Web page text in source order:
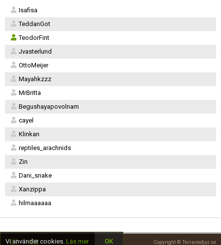
Isafisa
TeddanGot
TeodorFint
Jvasterlund
OttoMeijer
Mayahkzzz
MrBritta
Begushayapovolnam
cayel
Klinkan
reptiles_arachnids
Zin
Dani_snake
Xanzippa
hilmaaaaaa
Copyright © Terrariedjur.se
Vi använder cookies. Läs mer OK